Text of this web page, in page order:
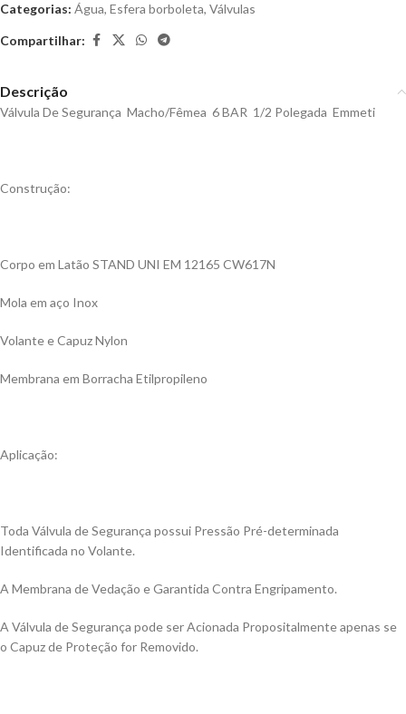
Categorias: Água, Esfera borboleta, Válvulas
Compartilhar:
Descrição
Válvula De Segurança Macho/Fêmea 6 BAR 1/2 Polegada Emmeti
Construção:
Corpo em Latão STAND UNI EM 12165 CW617N
Mola em aço Inox
Volante e Capuz Nylon
Membrana em Borracha Etilpropileno
Aplicação:
Toda Válvula de Segurança possui Pressão Pré-determinada
Identificada no Volante.
A Membrana de Vedação e Garantida Contra Engripamento.
A Válvula de Segurança pode ser Acionada Propositalmente apenas se
o Capuz de Proteção for Removido.